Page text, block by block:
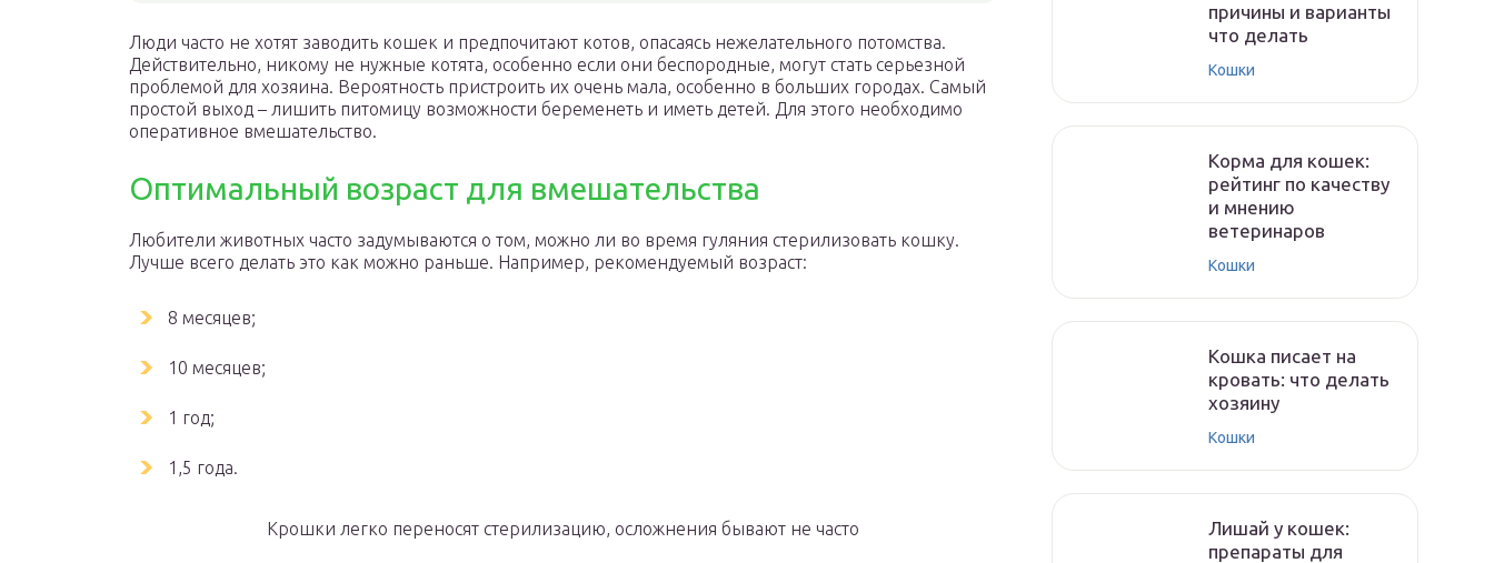
Люди часто не хотят заводить кошек и предпочитают котов, опасаясь нежелательного потомства.
Действительно, никому не нужные котята, особенно если они беспородные, могут стать серьезной
проблемой для хозяина. Вероятность пристроить их очень мала, особенно в больших городах. Самый
простой выход – лишить питомицу возможности беременеть и иметь детей. Для этого необходимо
оперативное вмешательство.
Оптимальный возраст для вмешательства
Любители животных часто задумываются о том, можно ли во время гуляния стерилизовать кошку.
Лучше всего делать это как можно раньше. Например, рекомендуемый возраст:
8 месяцев;
10 месяцев;
1 год;
1,5 года.
Крошки легко переносят стерилизацию, осложнения бывают не часто
причины и варианты
что делать
Кошки
Корма для кошек:
рейтинг по качеству
и мнению
ветеринаров
Кошки
Кошка писает на
кровать: что делать
хозяину
Кошки
Лишай у кошек:
препараты для